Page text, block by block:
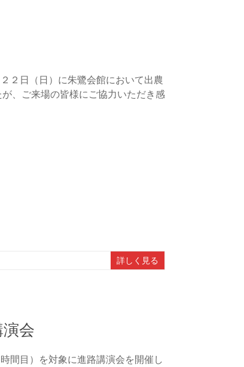
２日（日）に朱鷺会館において出農
、ご来場の皆様にご協力いただき感
詳しく見る
会
間目）を対象に進路講演会を開催し